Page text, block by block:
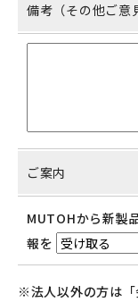
備考（その他ご意
ご案内
MUTOHから新製
報を
※法人以外の方は